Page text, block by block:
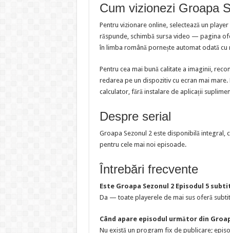
Cum vizionezi Groapa
Pentru vizionare online, selectează un
răspunde, schimbă sursa video — pagina
în limba română pornește automat odată cu
Pentru cea mai bună calitate a imaginii,
redarea pe un dispozitiv cu ecran mai
calculator, fără instalare de aplicații
Despre serial
Groapa Sezonul 2 este disponibilă integral,
pentru cele mai noi episoade.
Întrebări frecvente
Este Groapa Sezonul 2 Episodul 5
Da — toate playerele de mai sus oferă
Când apare episodul următor din
Nu există un program fix de publicare;